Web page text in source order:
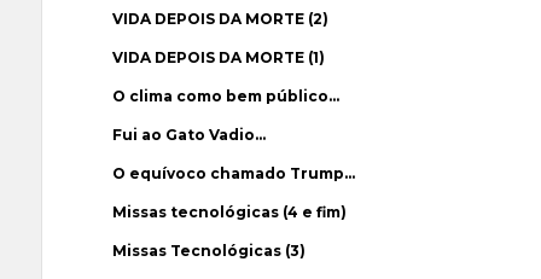
VIDA DEPOIS DA MORTE (2)
VIDA DEPOIS DA MORTE (1)
O clima como bem público…
Fui ao Gato Vadio…
O equívoco chamado Trump…
Missas tecnológicas (4 e fim)
Missas Tecnológicas (3)